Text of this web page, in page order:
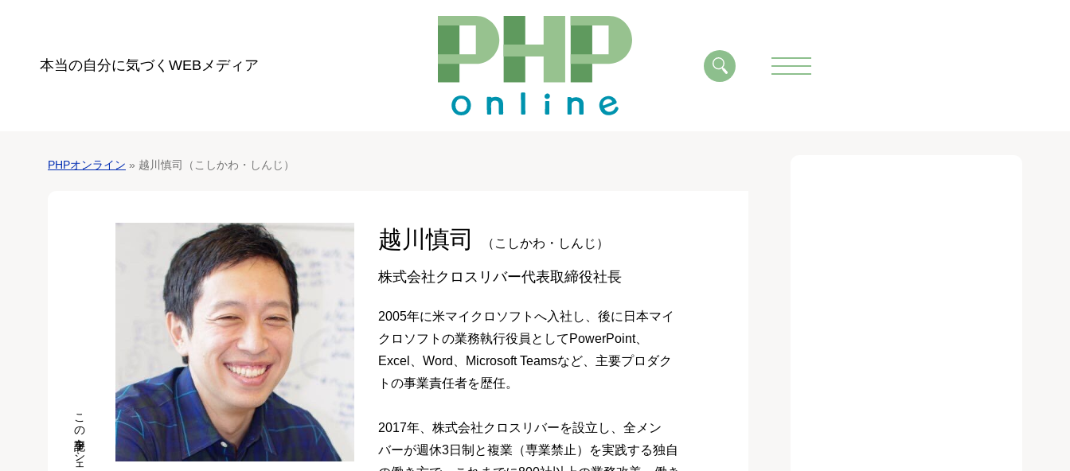
本当の自分に気づく WEBメディア
PHPオンライン » 越川慎司（こしかわ・しんじ）
越川慎司 （こしかわ・しんじ）
株式会社クロスリバー代表取締役社長
2005年に米マイクロソフトへ入社し、後に日本マイ
クロソフトの業務執行役員としてPowerPoint、
Excel、Word、Microsoft Teamsなど、主要プロダク
トの事業責任者を歴任。
2017年、株式会社クロスリバーを設立し、全メン
バーが週休3日制と複業（専業禁止）を実践する独自
この記事をシェア